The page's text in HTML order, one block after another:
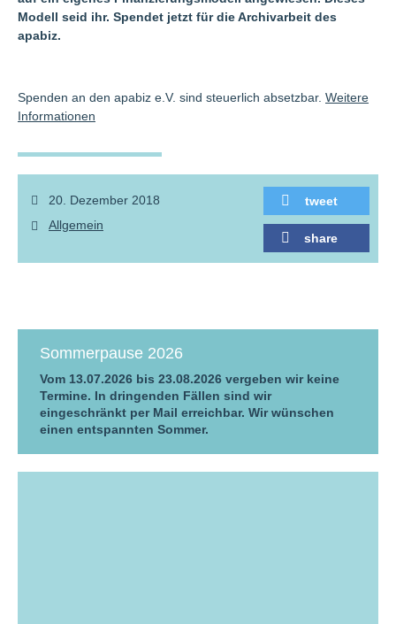
Modell seid ihr. Spendet jetzt für die Archivarbeit des
apabiz.
Spenden an den apabiz e.V. sind steuerlich absetzbar. Weitere
Informationen
tweet
share
20. Dezember 2018
Allgemein
Sommerpause 2026
Vom 13.07.2026 bis 23.08.2026 vergeben wir keine
Termine. In dringenden Fällen sind wir
eingeschränkt per Mail erreichbar. Wir wünschen
einen entspannten Sommer.